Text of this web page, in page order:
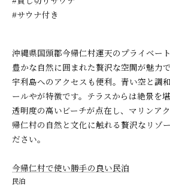
#サウナ付き
沖縄県国頭郡今帰仁村運天のプライベー
豊かな自然に囲まれた贅沢な空間が魅力
宇利島へのアクセスも便利。青い空と調
ールやが特徴です。テラスからは絶景を
透明度の高いビーチが点在し、マリンア
帰仁村の自然と文化に触れる贅沢なリゾ
ださい。
今帰仁村で使い勝手の良い民泊
民泊